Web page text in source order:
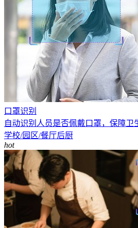
口罩识别
自动识别人员是否佩戴口罩，保障卫
学校/园区/餐厅后厨
hot